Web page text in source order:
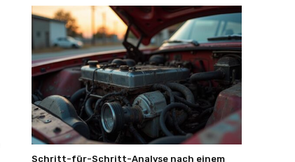
Schritt-für-Schritt-Analyse nach einem